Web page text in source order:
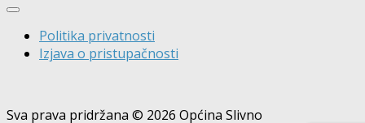
Politika privatnosti
Izjava o pristupačnosti
Sva prava pridržana © 2026 Općina Slivno